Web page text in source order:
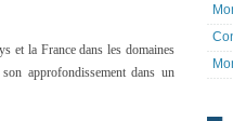
et la France dans les domaines
approfondissement dans un